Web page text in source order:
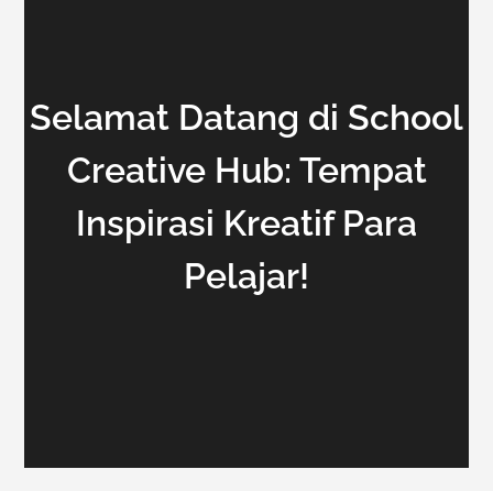
Selamat Datang di School
Creative Hub: Tempat
Inspirasi Kreatif Para
Pelajar!